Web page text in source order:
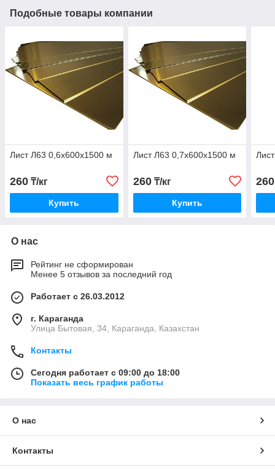
Подобные товары компании
Лист Л63 0,6х600х1500 м
260 ₸/кг
Купить
Лист Л63 0,7х600х1500 м
260₸/кг
Купить
260
О нас
Рейтинг не сформирован
Менее 5 отзывов за последний год
Работает с 26.03.2012
г. Караганда
Улица Бытовая, 34, Караганда, Казахстан
Контакты
Сегодня работает с 09:00 до 18:00
Показать весь график работы
О нас
Контакты